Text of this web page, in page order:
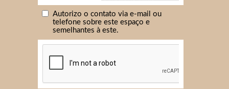
Autorizo o contato via e-mail ou
telefone sobre este espaço e
semelhantes à este.